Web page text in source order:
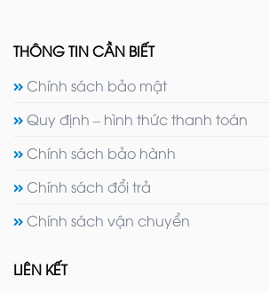
THÔNG TIN CẦN BIẾT
Chính sách bảo mật
Quy định – hình thức thanh toán
Chính sách bảo hành
Chính sách đổi trả
Chính sách vận chuyển
LIÊN KẾT